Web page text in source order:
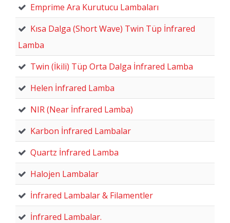
Emprime Ara Kurutucu Lambaları
Kısa Dalga (Short Wave) Twin Tüp İnfrared
Lamba
Twin (İkili) Tüp Orta Dalga İnfrared Lamba
Helen İnfrared Lamba
NIR (Near İnfrared Lamba)
Karbon İnfrared Lambalar
Quartz İnfrared Lamba
Halojen Lambalar
İnfrared Lambalar & Filamentler
İnfrared Lambalar.